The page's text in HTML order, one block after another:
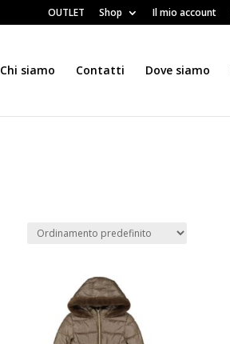
OUTLET Shop Il mio account
Chi siamo Contatti Dove siamo